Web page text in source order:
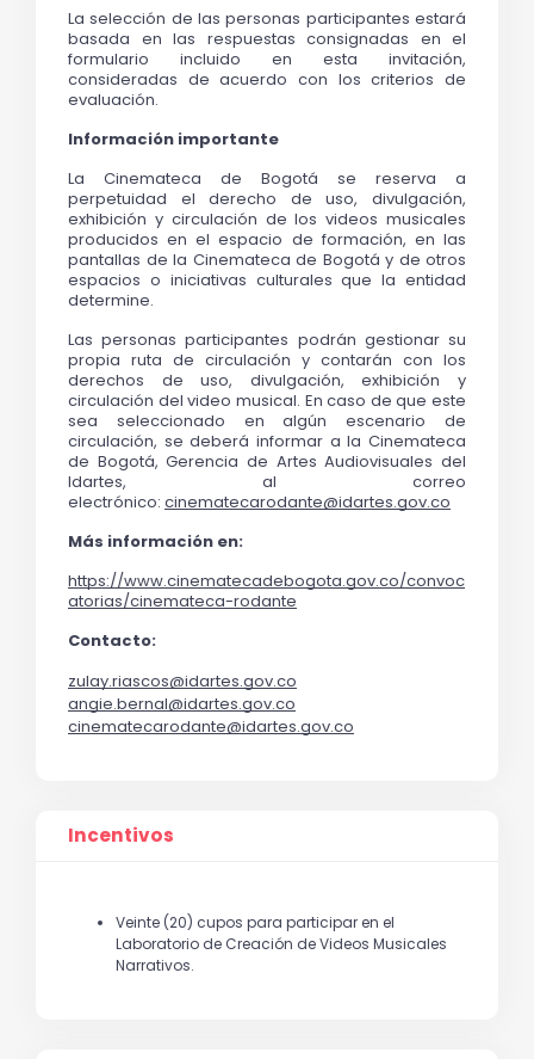
La selección de las personas participantes estará
basada en las respuestas consignadas en el
formulario incluido en esta invitación,
consideradas de acuerdo con los criterios de
evaluación.
Información importante
La Cinemateca de Bogotá se reserva a
perpetuidad el derecho de uso, divulgación,
exhibición y circulación de los videos musicales
producidos en el espacio de formación, en las
pantallas de la Cinemateca de Bogotá y de otros
espacios o iniciativas culturales que la entidad
determine.
Las personas participantes podrán gestionar su
propia ruta de circulación y contarán con los
derechos de uso, divulgación, exhibición y
circulación del video musical. En caso de que este
sea seleccionado en algún escenario de
circulación, se deberá informar a la Cinemateca
de Bogotá, Gerencia de Artes Audiovisuales del
Idartes, al correo
electrónico: cinematecarodante@idartes.gov.co
Más información en:
https://www.cinematecadebogota.gov.co/convoc
atorias/cinemateca-rodante
Contacto:
zulay.riascos@idartes.gov.co
angie.bernal@idartes.gov.co
cinematecarodante@idartes.gov.co
Incentivos
Veinte (20) cupos para participar en el
Laboratorio de Creación de Videos Musicales
Narrativos.